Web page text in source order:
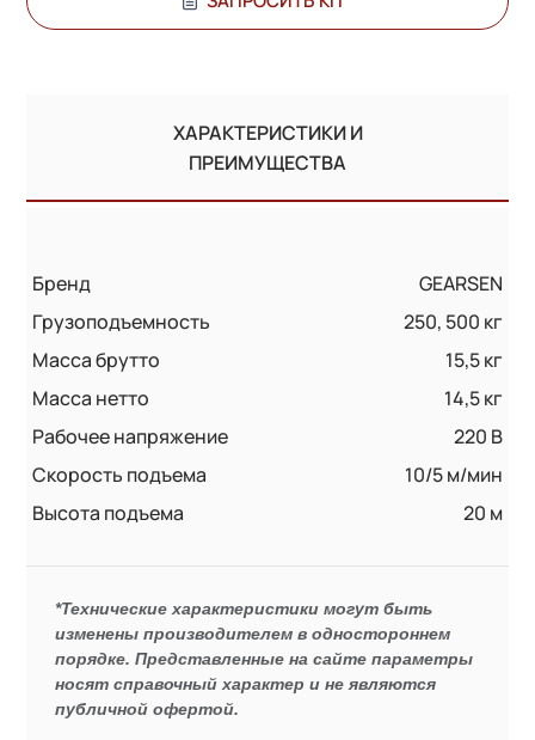
ХАРАКТЕРИСТИКИ И
ПРЕИМУЩЕСТВА
Бренд
GEARSEN
Грузоподъемность
250, 500 кг
Масса брутто
15,5 кг
Масса нетто
14,5 кг
Рабочее напряжение
220 В
Скорость подъема
10/5 м/мин
Высота подъема
20 м
*Технические характеристики могут быть
изменены производителем в одностороннем
порядке. Представленные на сайте параметры
носят справочный характер и не являются
публичной офертой.